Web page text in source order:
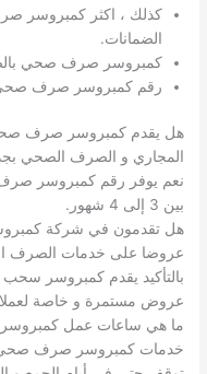
كذلك ، اكثر كمبروسر
الضمانات.
كمبروسر صرف صحي
رقم كمبروسر صرف صحي
هل يقدم كمبروسر صرف
المجاري و الصرف الصحي
نعم يوفر رقم كمبروسر صرف
بين 3 إلى 4 شهور.
هل تقدمون في شركة
عروضا على خدمات الصرف
بالتأكيد يقدم كمبروسر
عروض مستمرة و خاصة
ما هي ساعات عمل